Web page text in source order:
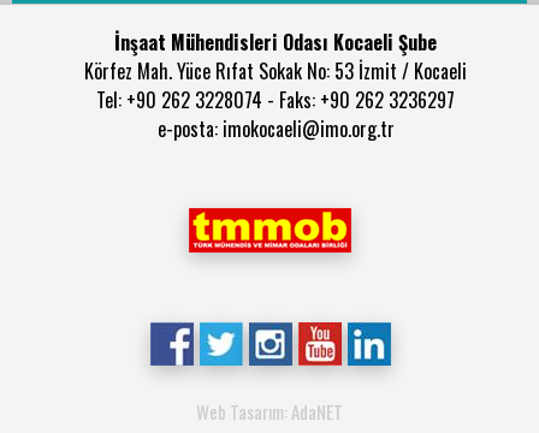
İnşaat Mühendisleri Odası Kocaeli Şube
Körfez Mah. Yüce Rıfat Sokak No: 53 İzmit / Kocaeli
Tel: +90 262 3228074 - Faks: +90 262 3236297
e-posta: imokocaeli@imo.org.tr
Web Tasarım: AdaNET